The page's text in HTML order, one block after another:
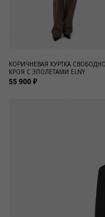
КОРИЧНЕВАЯ КУРТКА
КРОЯ С ЭПОЛЕТАМИ ELNY
55 900 ₽